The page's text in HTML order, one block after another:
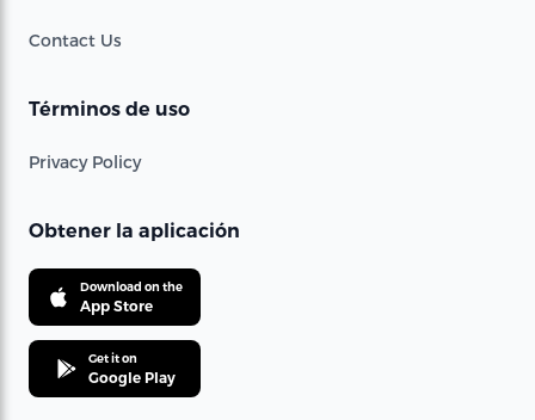
Contact Us
Términos de uso
Privacy Policy
Obtener la aplicación
Download on the
App Store
Get it on
Google Play